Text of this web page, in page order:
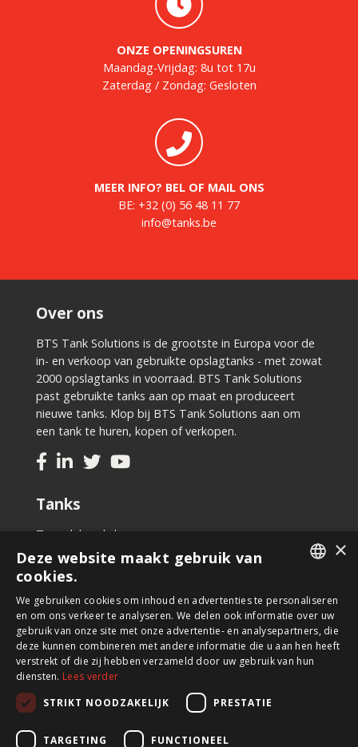
ONZE OPENINGSUREN
Maandag-Vrijdag: 8u tot 17u
Zaterdag / Zondag: Gesloten
MEER INFO? BEL OF MAIL ONS
BE: +32 (0) 56 48 11 77
info@tanks.be
Over ons
BTS Tank Solutions is de grootste in Europa voor de
in- en verkoop van gebruikte opslagtanks - met zowat
2000 opslagtanks in voorraad. BTS Tank Solutions
past gebruikte tanks aan op maat en produceert
nieuwe tanks. Klop bij BTS Tank Solutions aan om
een tank te huren, kopen of verkopen.
Tanks
Tweedehands kopen
Nieuwe tank kopen
Tank huren
Tank verkopen
Aanpassingen aan uw tank
Nieuwsbrief
Schrijf u in op onze nieuwsbrief en blijf op de hoogte
van nieuwe producten, belangrijk nieuws en straffe
DUTCH
FRENCH
×
Deze website maakt gebruik van
cookies.
We gebruiken cookies om inhoud en advertenties te personaliseren
en om ons verkeer te analyseren. We delen ook informatie over uw
gebruik van onze site met onze advertentie- en analysepartners, die
deze kunnen combineren met andere informatie die u aan hen heeft
verstrekt of die zij hebben verzameld door uw gebruik van hun
diensten. Lees verder
STRIKT NOODZAKELIJK
PRESTATIE
TARGETING FUNCTIONEEL